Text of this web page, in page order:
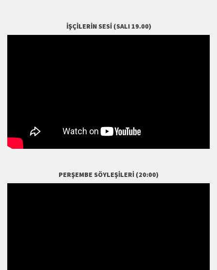
İŞÇILERIN SESI (SALI 19.00)
PERŞEMBE SÖYLEŞILERI (20:00)